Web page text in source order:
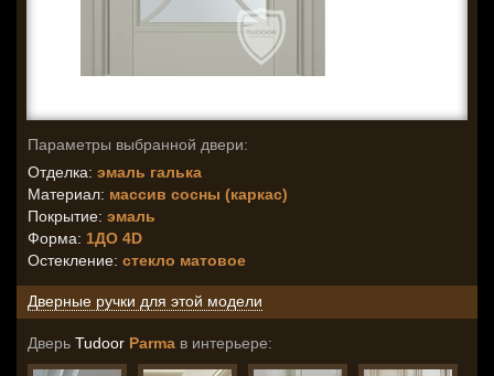
Параметры выбранной двери:
Отделка: эмаль галька
Материал: массив сосны (каркас)
Покрытие: эмаль
Форма: 1ДО 4D
Остекление: стекло матовое
Дверные ручки для этой модели
Дверь Tudoor Parma в интерьере: